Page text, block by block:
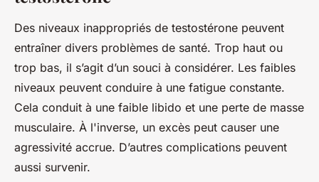
Des niveaux inappropriés de testostérone peuvent
entraîner divers problèmes de santé. Trop haut ou
trop bas, il s’agit d’un souci à considérer. Les faibles
niveaux peuvent conduire à une fatigue constante.
Cela conduit à une faible libido et une perte de masse
musculaire. À l'inverse, un excès peut causer une
agressivité accrue. D’autres complications peuvent
aussi survenir.